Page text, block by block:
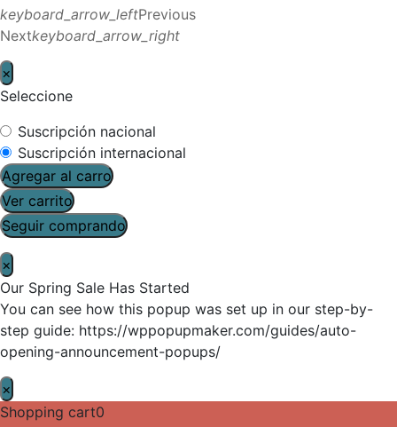
keyboard_arrow_leftPrevious
Nextkeyboard_arrow_right
×
Seleccione
Suscripción nacional
Suscripción internacional
Agregar al carro
Ver carrito
Seguir comprando
×
Our Spring Sale Has Started
You can see how this popup was set up in our step-by-
step guide: https://wppopupmaker.com/guides/auto-
opening-announcement-popups/
×
Shopping cart0